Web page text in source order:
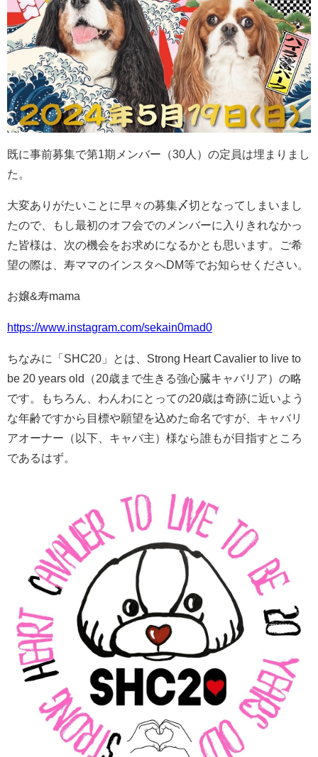
既に事前募集で第1期メンバー（30人）の定員は埋まりまし
た。
大変ありがたいことに早々の募集〆切となってしまいまし
たので、もし最初のオフ会でのメンバーに入りきれなかっ
た皆様は、次の機会をお求めになるかとも思います。ご希
望の際は、寿ママのインスタへDM等でお知らせください。
お嬢&寿mama
https://www.instagram.com/sekain0mad0
ちなみに「SHC20」とは、Strong Heart Cavalier to live to
be 20 years old（20歳まで生きる強心臓キャバリア）の略
です。もちろん、わんわにとっての20歳は奇跡に近いよう
な年齢ですから目標や願望を込めた命名ですが、キャバリ
アオーナー（以下、キャバ主）様なら誰もが目指すところ
であるはず。